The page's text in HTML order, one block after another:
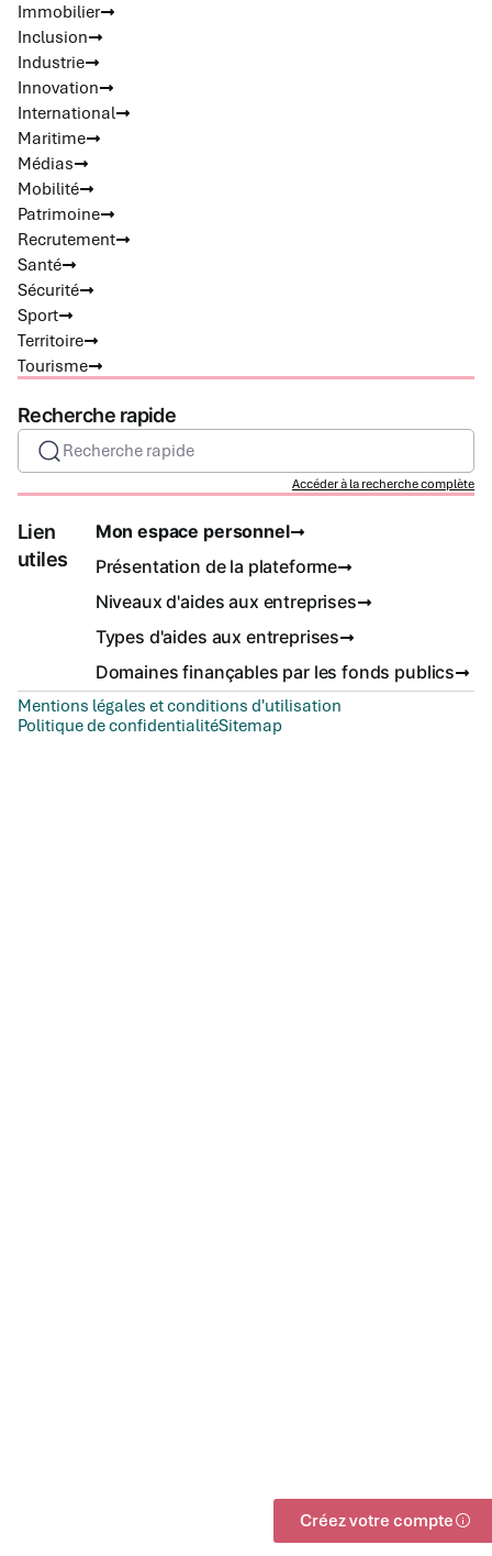
Immobilier
Inclusion
Industrie
Innovation
International
Maritime
Médias
Mobilité
Patrimoine
Recrutement
Santé
Sécurité
Sport
Territoire
Tourisme
Recherche rapide
Recherche rapide
Accéder à la recherche complète
Lien
utiles
Mon espace personnel
Présentation de la plateforme
Niveaux d'aides aux entreprises
Types d'aides aux entreprises
Domaines finançables par les fonds publics
Mentions légales et conditions d'utilisation
Politique de confidentialitéSitemap
Créez votre compte